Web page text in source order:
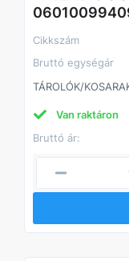
Cikkszám
Bruttó egységár
TÁROLÓK/
Van raktáron
Bruttó ár: